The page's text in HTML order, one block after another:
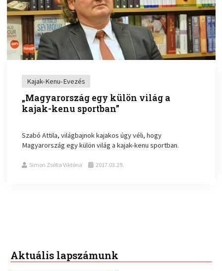
Kajak-Kenu-Evezés
„Magyarország egy külön világ a
kajak-kenu sportban”
Szabó Attila, világbajnok kajakos úgy véli, hogy
Magyarország egy külön világ a kajak-kenu sportban.
Simon Zsófia Viktória 2017.03.29.
Aktuális lapszámunk